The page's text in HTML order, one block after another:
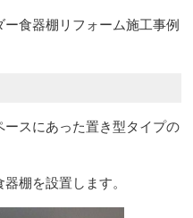
食器棚リフォーム施工事例
ースにあった置き型タイプの
棚を設置します。